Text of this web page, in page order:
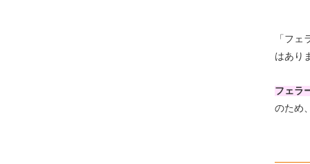
「フ
はあり
フェラ
のため